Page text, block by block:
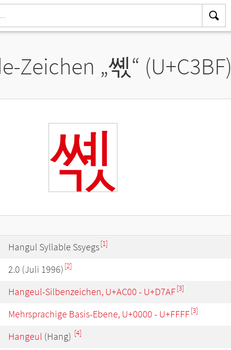
Zeichen „쎿“ (U+C3BF)
쎿
Hangul Syllable Ssyegs[1]
2.0 (Juli 1996) [2]
Hangeul-Silbenzeichen, U+AC00 - U+D7AF[3]
Mehrsprachige Basis-Ebene, U+0000 - U+FFFF[3]
Hangeul (Hang) [4]